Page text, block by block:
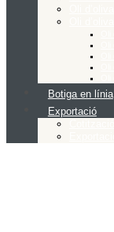
Botiga en línia
Exportació